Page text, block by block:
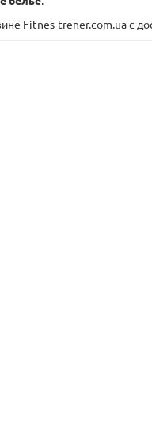
Fitnes-trener.com.ua с